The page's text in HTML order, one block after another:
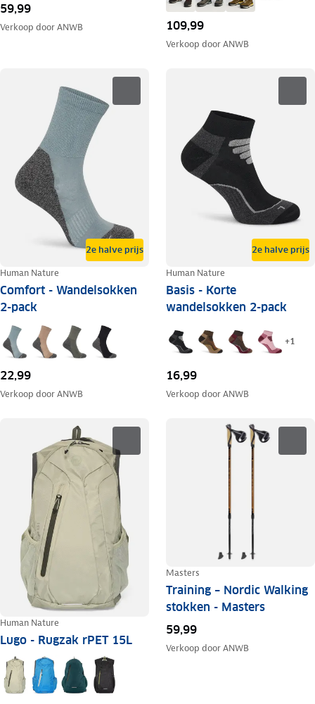
59,99
Verkoop doorANWB 109,99
Verkoop doorANWB
2e halve prijs
Human Nature
Comfort - Wandelsokken
2-pack
22,99
Verkoop doorANWB
2e halve prijs
Human Nature
Basis - Korte
wandelsokken 2-pack
+1
16,99
Verkoop doorANWB
Human Nature
Lugo - Rugzak rPET 15L
Masters
Training – Nordic Walking
stokken - Masters
59,99
Verkoop doorANWB